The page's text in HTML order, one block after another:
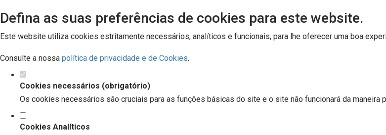
Defina as suas preferências de cookies para este website.
Este website utiliza cookies estritamente necessários, analíticos e funcionais, para lhe oferecer uma boa
Consulte a nossa política de privacidade e de Cookies.
Cookies necessários (obrigatório)
Os cookies necessários são cruciais para as funções básicas do site e o site não funcionará da maneira
Cookies Analíticos